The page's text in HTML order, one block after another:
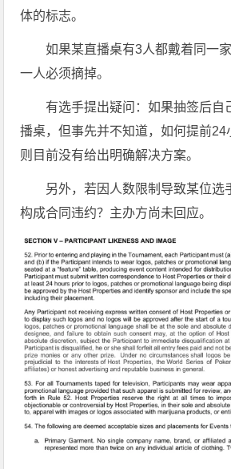
体的标志。
如果某直播桌有3人都戴着同一
一人必须摘掉。
有选手提出疑问：如果抽签后自
播桌，但事先并不知道，如何提前24
则目前没有给出明确解决方案。
另外，若因人数限制导致某位选
构成合同违约？主办方尚未回应。